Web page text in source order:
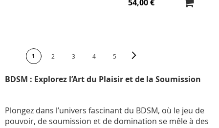
54,00 €
Vous lisez actuellement la page
1 Page
2 Page
3 4 5
BDSM : Explorez l’Art du Plaisir et de la Soumission
Plongez dans l’univers fascinant du BDSM, où le jeu de
pouvoir, de soumission et de domination se mêle à des